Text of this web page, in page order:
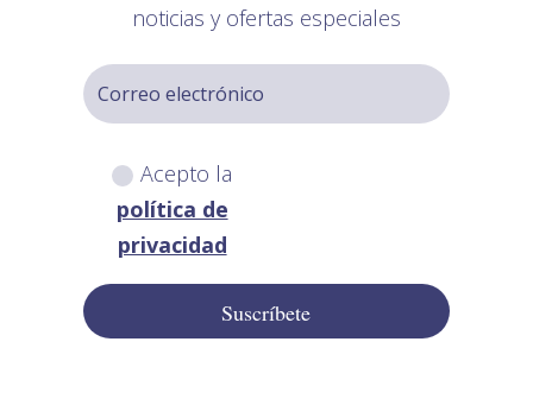
noticias y ofertas especiales
Acepto la
política de
privacidad
Suscríbete